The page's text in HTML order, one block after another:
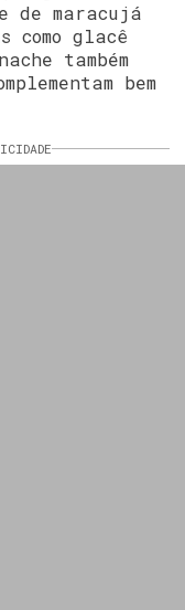
de maracujá
como glacê
também
bem